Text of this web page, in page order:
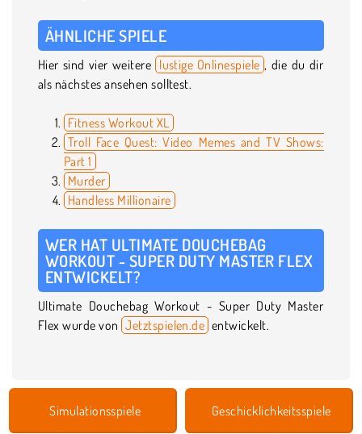
ÄHNLICHE SPIELE
Hier sind vier weitere lustige Onlinespiele , die du dir
als nächstes ansehen solltest.
Fitness Workout XL
Troll Face Quest: Video Memes and TV Shows:
Part 1
Murder
Handless Millionaire
WER HAT ULTIMATE DOUCHEBAG
WORKOUT - SUPER DUTY MASTER FLEX
ENTWICKELT?
Ultimate Douchebag Workout - Super Duty Master
Flex wurde von Jetztspielen.de entwickelt.
Simulationsspiele Geschicklichkeitsspiele